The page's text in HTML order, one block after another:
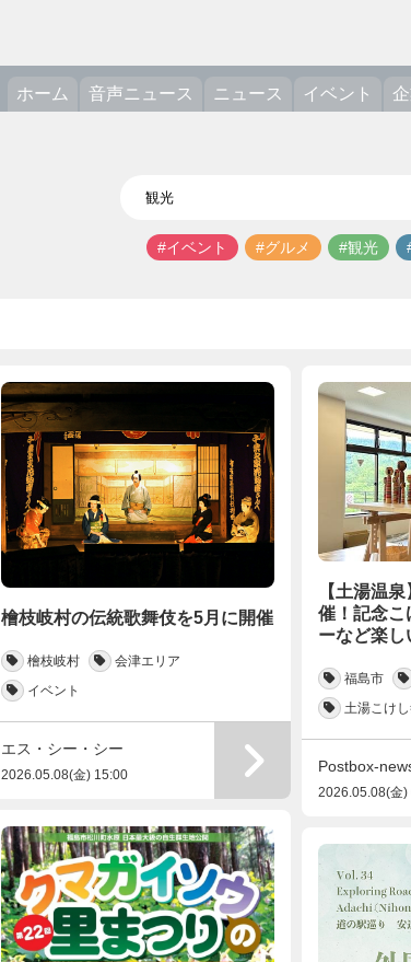
ホーム 音声ニュース ニュース イベント
#イベント #グルメ #観光
檜枝岐村の伝統歌舞伎を5月に開催
檜枝岐村
会津エリア
イベント
エス・シー・シー
2026.05.08(金) 15:00
【土湯温
催！記念こ
ーなど楽
福島市
土湯こけし
2026.05.08(金)